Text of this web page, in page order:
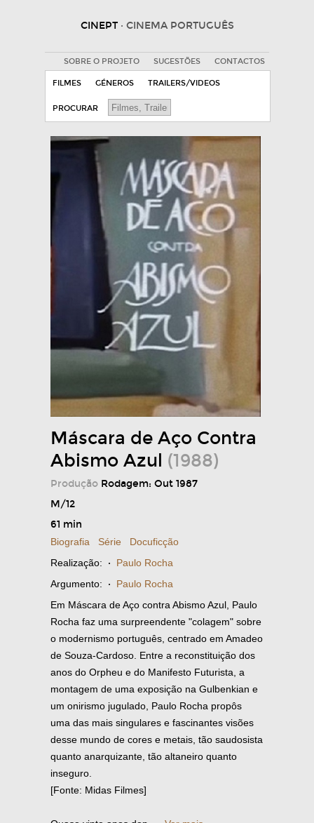
CINEPT · CINEMA PORTUGUÊS
SOBRE O PROJETO SUGESTÕES CONTACTOS
FILMES GÉNEROS TRAILERS/VIDEOS
PROCURAR
Máscara de Aço Contra
Abismo Azul (1988)
Produção Rodagem: Out 1987
M/12
61 min
Biografia Série
Docuficção
Realização: · Paulo Rocha
Argumento: · Paulo Rocha
Em Máscara de Aço contra Abismo Azul, Paulo
Rocha faz uma surpreendente "colagem" sobre
o modernismo português, centrado em Amadeo
de Souza-Cardoso. Entre a reconstituição dos
anos do Orpheu e do Manifesto Futurista, a
montagem de uma exposição na Gulbenkian e
um onirismo jugulado, Paulo Rocha propôs
uma das mais singulares e fascinantes visões
desse mundo de cores e metais, tão saudosista
quanto anarquizante, tão altaneiro quanto
inseguro.
[Fonte: Midas Filmes]